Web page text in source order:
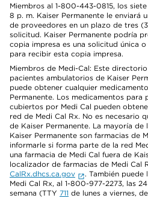
Miembros al 1-800-443-0815, los
8 p. m. Kaiser Permanente le enviará
de proveedores en un plazo de tres
solicitud. Kaiser Permanente podría
copia impresa es una solicitud única
para recibir esta copia impresa.
Miembros de Medi-Cal: Este
pacientes ambulatorios de Kaiser
puede obtener cualquier
Permanente. Los medicamentos para
cubiertos por Medi Cal pueden
red de Medi Cal Rx. No es necesario
de Kaiser Permanente. La mayoría de
Kaiser Permanente son farmacias de
informarle si forma parte de la red
una farmacia de Medi Cal fuera de
localizador de farmacias de Medi Cal
CalRx.dhcs.ca.gov
. También puede
Medi Cal Rx, al 1-800-977-2273, las
semana (TTY 711 de lunes a viernes,